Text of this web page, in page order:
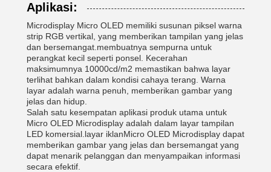
Aplikasi:
Microdisplay Micro OLED memiliki susunan piksel warna
strip RGB vertikal, yang memberikan tampilan yang jelas
dan bersemangat.membuatnya sempurna untuk
perangkat kecil seperti ponsel. Kecerahan
maksimumnya 10000cd/m2 memastikan bahwa layar
terlihat bahkan dalam kondisi cahaya terang. Warna
layar adalah warna penuh, memberikan gambar yang
jelas dan hidup.
Salah satu kesempatan aplikasi produk utama untuk
Micro OLED Microdisplay adalah dalam layar tampilan
LED komersial.layar iklanMicro OLED Microdisplay dapat
memberikan gambar yang jelas dan bersemangat yang
dapat menarik pelanggan dan menyampaikan informasi
secara efektif.